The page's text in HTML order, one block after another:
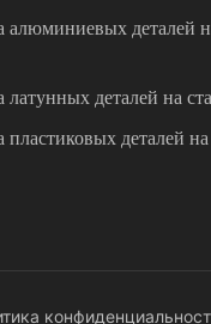
алюминиевых деталей
латунных деталей на
пластиковых деталей на